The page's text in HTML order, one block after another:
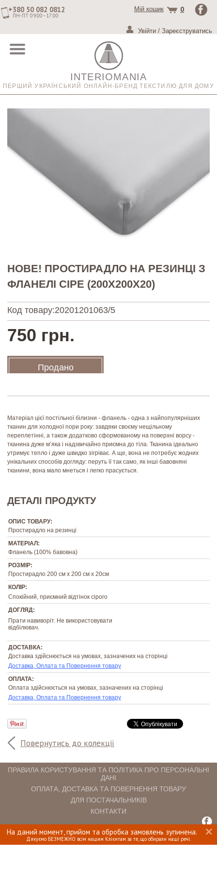
+380 50 082 0812
ПН-ПТ 09:00–17:00
Мій кошик 0
Увійти / Зареєструватись
На даний момент, прийом та обробка замовлень зупинена.
Дякуємо БЕЗМЕЖНО всім нашим Клієнтам за те, що обирали наші речі.
INTERIOMANIA
ПЕРШИЙ УКРАЇНСЬКИЙ ОНЛАЙН-БРЕНД ТЕКСТИЛЮ ДЛЯ ДОМУ
НОВЕ! ПРОСТИРАДЛО НА РЕЗИНЦІ З
ФЛАНЕЛІ СІРЕ (200Х200Х20)
Код товару:20201201063/5
750 грн.
Продано
Повернутись до колекції
Матеріал цієї постільної білизни - фланель - одна з найпопулярніших
тканин для холодної пори року: завдяки своєму нещільному
переплетінні, а також додатково сформованому на поверхні ворсу -
тканина дуже м’яка і надзвичайно приємна до тіла. Тканина ідеально
утримує тепло і дуже швидко зігріває. А ще, вона не потребує жодних
унікальних способів догляду: перуть її так само, як інші бавовняні
тканини, вона мало мнеться і легко прасується.
ДЕТАЛІ ПРОДУКТУ
ОПИС ТОВАРУ:
Простирадло на резинці
МАТЕРІАЛ:
Фланель (100% бавовна)
РОЗМІР:
Простирадло 200 см х 200 см х 20см
КОЛІР:
Спокійний, приємний відтінок сірого
ДОГЛЯД:
Прати навиворіт. Не використовувати
відбілювач.
ДОСТАВКА:
Доставка здійснюється на умовах, зазначених на сторінці
Доставка, Оплата та Повернення товару
ОПЛАТА:
Оплата здійснюється на умовах, зазначених на сторінці
Доставка, Оплата та Повернення товару
ПРАВИЛА КОРИСТУВАННЯ ТА ПОЛІТИКА ПРО ПЕРСОНАЛЬНІ
ДАНІ
ОПЛАТА, ДОСТАВКА ТА ПОВЕРНЕННЯ ТОВАРУ
ДЛЯ ПОСТАЧАЛЬНИКІВ
КОНТАКТИ
INTERIOMANIA © 2018. ВСІ ПРАВА ЗАХИЩЕНІ.